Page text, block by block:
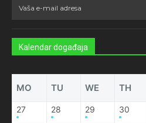
Kalendar događaja
MO TU WE TH
27 28 29 30